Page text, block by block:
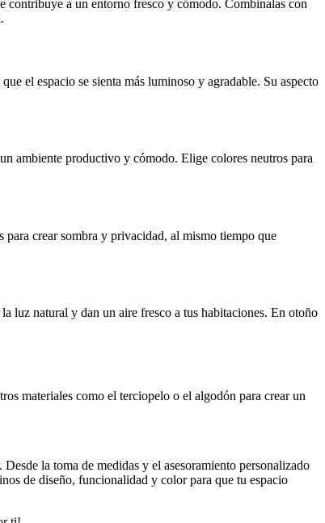
contribuye a un entorno fresco y cómodo. Combínalas con
el espacio se sienta más luminoso y agradable. Su aspecto
ambiente productivo y cómodo. Elige colores neutros para
para crear sombra y privacidad, al mismo tiempo que
luz natural y dan un aire fresco a tus habitaciones. En otoño
materiales como el terciopelo o el algodón para crear un
la toma de medidas y el asesoramiento personalizado
de diseño, funcionalidad y color para que tu espacio